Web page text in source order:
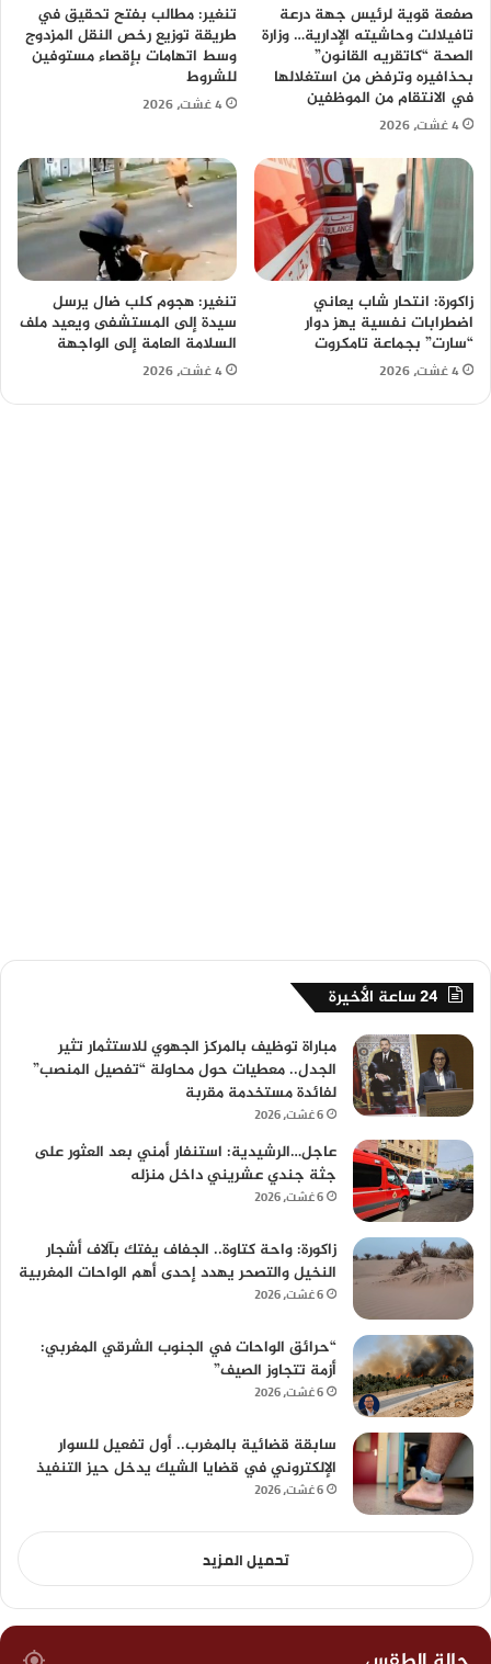
صفعة قوية لرئيس جهة درعة
تافيلالت وحاشيته الإدارية… وزارة
الصحة “كاتقريه القانون”
بحذافيره وترفض من استغلالها
في الانتقام من الموظفين
4 غشت، 2026
تنغير: مطالب بفتح تحقيق في
طريقة توزيع رخص النقل المزدوج
وسط اتهامات بإقصاء مستوفين
للشروط
4 غشت، 2026
زاكورة: انتحار شاب يعاني
اضطرابات نفسية يهز دوار
“سارت” بجماعة تامكروت
4 غشت، 2026
تنغير: هجوم كلب ضال يرسل
سيدة إلى المستشفى ويعيد ملف
السلامة العامة إلى الواجهة
4 غشت، 2026
24 ساعة الأخيرة
مباراة توظيف بالمركز الجهوي للاستثمار تثير
الجدل.. معطيات حول محاولة “تفصيل المنصب”
لفائدة مستخدمة مقربة
6 غشت، 2026
عاجل…الرشيدية: استنفار أمني بعد العثور على
جثة جندي عشريني داخل منزله
6 غشت، 2026
زاكورة: واحة كتاوة.. الجفاف يفتك بآلاف أشجار
النخيل والتصحر يهدد إحدى أهم الواحات المغربية
6 غشت، 2026
“حرائق الواحات في الجنوب الشرقي المغربي:
أزمة تتجاوز الصيف”
6 غشت، 2026
سابقة قضائية بالمغرب.. أول تفعيل للسوار
الإلكتروني في قضايا الشيك يدخل حيز التنفيذ
6 غشت، 2026
تحميل المزيد